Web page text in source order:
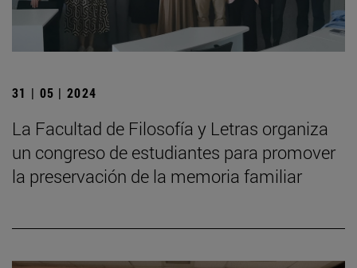
31 | 05 | 2024
La Facultad de Filosofía y Letras organiza
un congreso de estudiantes para promover
la preservación de la memoria familiar